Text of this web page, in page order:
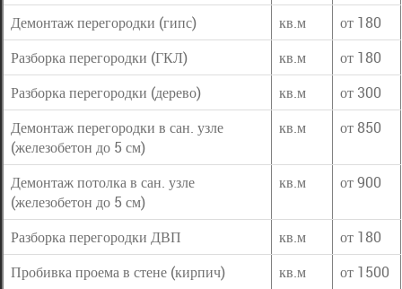
Демонтаж перегородки (гипс)
кв.м
от 180
Разборка перегородки (ГКЛ)
кв.м
от 180
Разборка перегородки (дерево)
кв.м
от 300
Демонтаж перегородки в сан. узле
(железобетон до 5 см)
кв.м от 850
Демонтаж потолка в сан. узле
(железобетон до 5 см)
кв.м от 900
Разборка перегородки ДВП кв.м
от 180
Пробивка проема в стене (кирпич)
кв.м
от 1500